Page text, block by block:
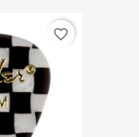
favorite_border